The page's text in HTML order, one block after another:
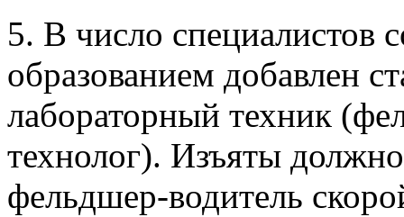
5. В число специалистов
образованием добавлен
лабораторный техник
технолог). Изъяты
фельдшер-водитель